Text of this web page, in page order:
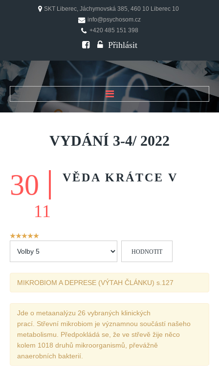
SKT Liberec, Jáchymovská 385, 460 10 Liberec 10
info@psychosom.cz
+420 485 151 398
Přihlásit
ÚVOD
O ČASOPISU
Historie
FAQ
Vydání 3/ 2025
Vydání 2/ 2025
Vydání 1/ 2025
Vydání 3-4/ 2024
Vydání 1-2/ 2024
Vydání 3-4/ 2023
Vydání 1-2/ 2023
Vydání 1-2/ 2022
Vydání 3-4/ 2022
VYDÁNÍ 3-4/ 2022
30
11
VĚDA KRÁTCE V
Hodnocení
prosím
MIKROBIOM A DEPRESE (VÝTAH ČLÁNKU) s.127
Jde o metaanalýzu 26 vybraných klinických
prací. Střevní mikrobiom je významnou součástí našeho
metabolismu. Předpokládá se, že ve střevě žije něco
kolem 1018 druhů mikroorganismů, převážně
anaerobních bakterií.